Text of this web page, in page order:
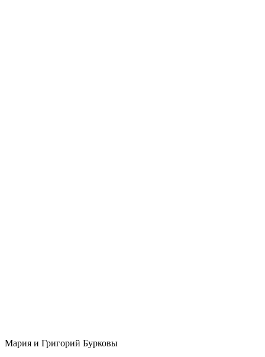
Мария и Григорий Бурковы